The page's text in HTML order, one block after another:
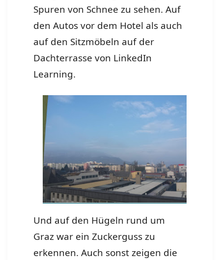
Spuren von Schnee zu sehen. Auf
den Autos vor dem Hotel als auch
auf den Sitzmöbeln auf der
Dachterrasse von LinkedIn
Learning.
Und auf den Hügeln rund um
Graz war ein Zuckerguss zu
erkennen. Auch sonst zeigen die